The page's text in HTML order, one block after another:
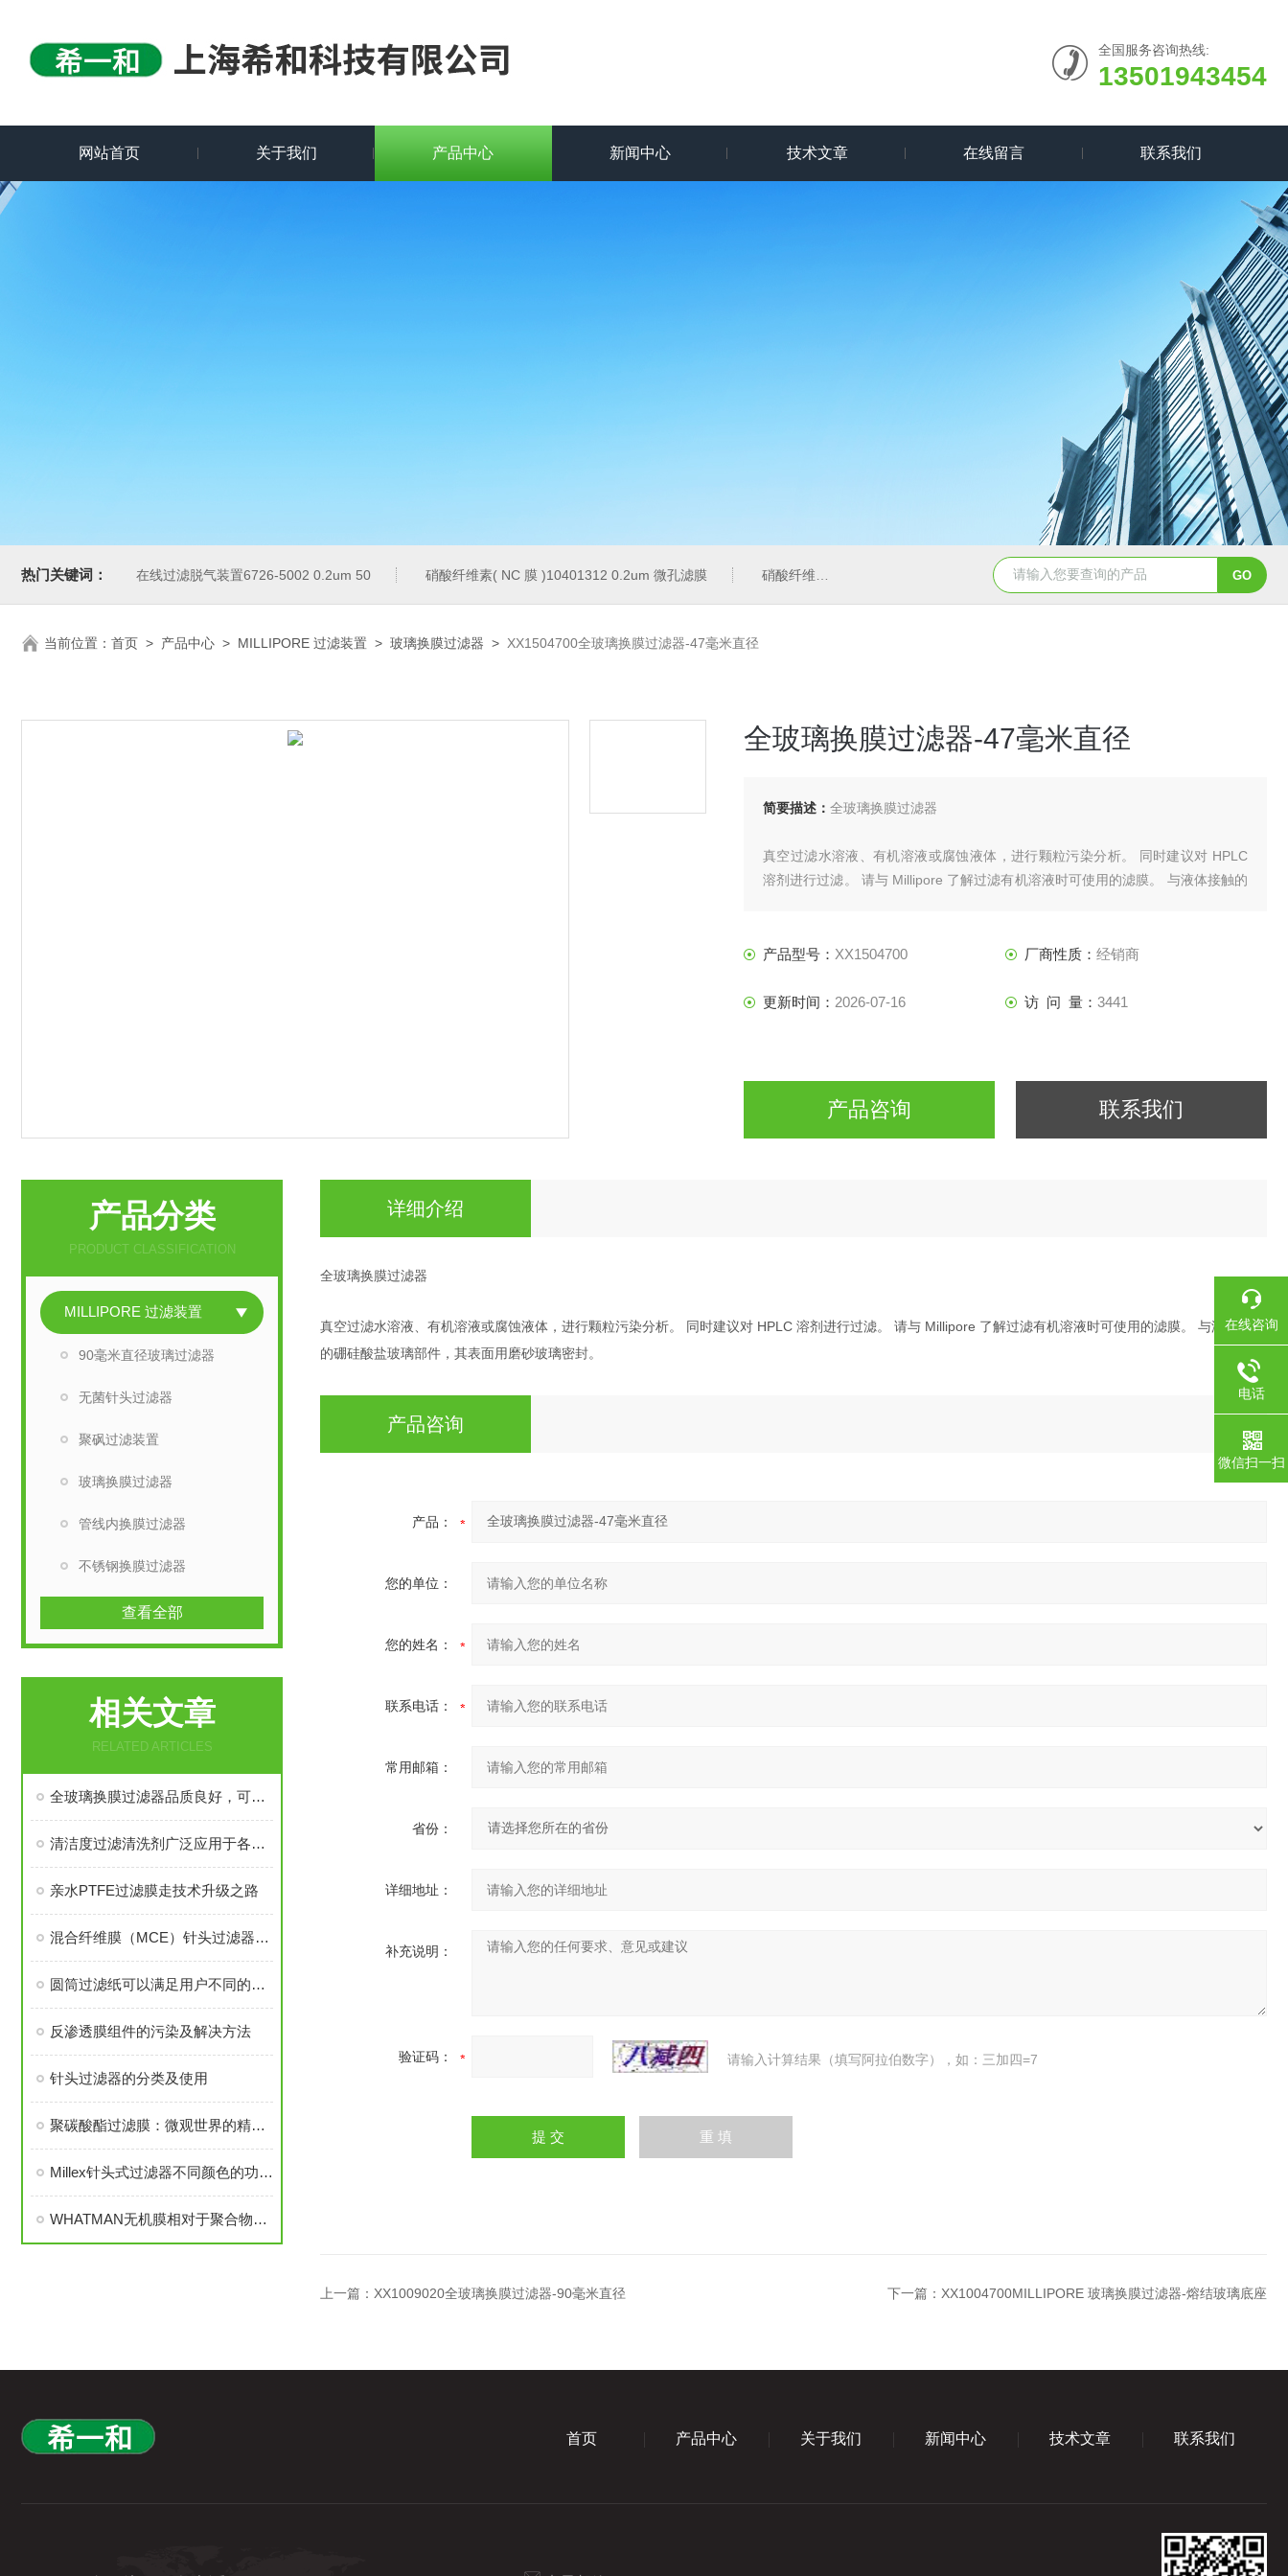
全国服务咨询热线:
13501943454
网站首页 关于我们 产品中心 新闻中心 技术文章 在线留言 联系我们
热门关键词： 在线过滤脱气装置6726-5002 0.2um 50 硝酸纤维素( NC 膜 )10401312 0.2um 微孔滤膜 硝酸纤维素( NC 膜 )7182-004 0.2um 微孔滤膜 硝酸纤维素( NC 膜 )10402012
当前位置： 首页 > 产品中心 > MILLIPORE 过滤装置 > 玻璃换膜过滤器 > XX1504700全玻璃换膜过滤器-47毫米直径
全玻璃换膜过滤器-47毫米直径
简要描述： 全玻璃换膜过滤器
真空过滤水溶液、有机溶液或腐蚀液体，进行颗粒污染分析。 同时建议对 HPLC
溶剂进行过滤。 请与 Millipore 了解过滤有机溶液时可使用的滤膜。 与液体接触的
产品型号： XX1504700 厂商性质： 经销商
更新时间： 2026-07-16 访 问 量： 3441
产品咨询 联系我们
产品分类
PRODUCT CLASSIFICATION
MILLIPORE 过滤装置
90毫米直径玻璃过滤器
无菌针头过滤器
聚砜过滤装置
玻璃换膜过滤器
管线内换膜过滤器
不锈钢换膜过滤器
查看全部
相关文章
RELATED ARTICLES
全玻璃换膜过滤器品质良好，可与Millipore同类产品互换部件
清洁度过滤清洗剂广泛应用于各种汽车零部件清洁度检测
亲水PTFE过滤膜走技术升级之路
混合纤维膜（MCE）针头过滤器具有水通量大、孔隙率高、截流效果好特点
圆筒过滤纸可以满足用户不同的精度要求
反渗透膜组件的污染及解决方法
针头过滤器的分类及使用
聚碳酸酯过滤膜：微观世界的精密守护者
Millex针头式过滤器不同颜色的功能与选择指南
WHATMAN无机膜相对于聚合物薄膜有很多不得不说的优势
详细介绍
全玻璃换膜过滤器
真空过滤水溶液、有机溶液或腐蚀液体，进行颗粒污染分析。 同时建议对 HPLC 溶剂进行过滤。 请与 Millipore 了解过滤有机溶液时可使用的滤膜。 与液体接触
的硼硅酸盐玻璃部件，其表面用磨砂玻璃密封。
产品咨询
产品：
您的单位：
您的姓名：
联系电话：
常用邮箱：
省份：
详细地址：
补充说明：
验证码： 请输入计算结果（填写阿拉伯数字），如：三加四=7
上一篇： XX1009020全玻璃换膜过滤器-90毫米直径 下一篇： XX1004700MILLIPORE 玻璃换膜过滤器-熔结玻璃底座
首页 产品中心 关于我们 新闻中心 技术文章 联系我们
在线咨询
电话
微信扫一扫